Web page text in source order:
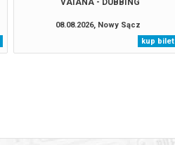
VAIANA - DUBBING
08.08.2026, Nowy Sącz
kup bilet